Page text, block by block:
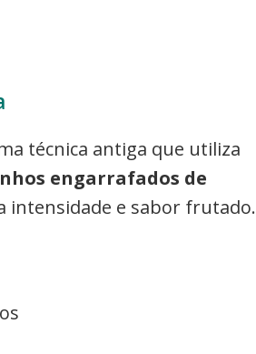
técnica antiga que utiliza
engarrafados de
intensidade e sabor frutado.